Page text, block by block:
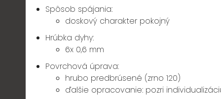
Spôsob spájania:
doskový charakter pokojný
Hrúbka dyhy:
6x 0,6 mm
Povrchová úprava:
hrubo predbrúsené (zrno 120)
ďalšie opracovanie: pozri